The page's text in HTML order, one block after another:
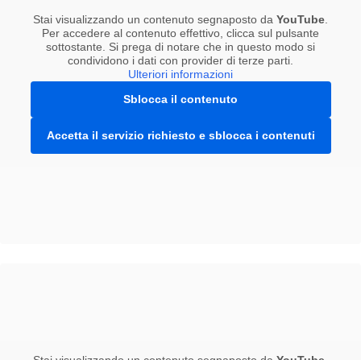
Stai visualizzando un contenuto segnaposto da YouTube
Per accedere al contenuto effettivo, clicca sul pulsante
sottostante. Si prega di notare che in questo modo si
condividono i dati con provider di terze parti.
Ulteriori informazioni
Sblocca il contenuto
Accetta il servizio richiesto e sblocca i contenuti